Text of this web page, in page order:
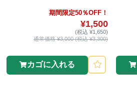
期間限定50％OFF！
¥1,500
(税込 ¥1,650)
通常価格 ¥3,000 (税込 ¥3,300)
カゴに入れる